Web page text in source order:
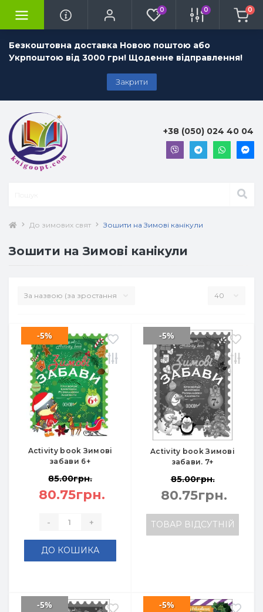
Безкоштовна доставка Новою поштою або
Укрпоштою від 3000 грн! Щоденне відправлення!
Закрити
0 0 0
+38 (050) 024 40 04
До зимових свят Зошити на Зимові канікули
Зошити на Зимові канікули
Activity book Зимові
забави 6+
-5%
85.00грн.
80.75грн.
- +
ДО КОШИКА
Activity book Зимові
забави. 7+
-5%
85.00грн.
80.75грн.
ТОВАР ВІДСУТНІЙ
-5% -5%